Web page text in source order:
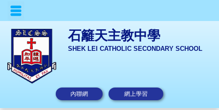
石籬天主教中學
SHEK LEI CATHOLIC SECONDARY SCHOOL
內聯網 網上學習